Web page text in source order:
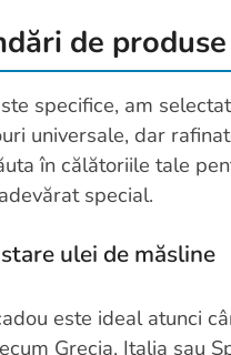
de produse
specifice, am
universale, dar
în călătoriile tale
special.
ulei de măsline
este ideal atunci
Grecia, Italia sau